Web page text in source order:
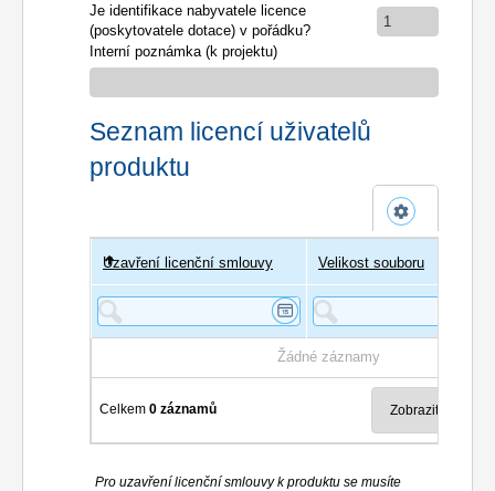
Je identifikace nabyvatele licence
(poskytovatele dotace) v pořádku?
1
Interní poznámka (k projektu)
Seznam licencí uživatelů
produktu
Uživatel
Uzavření licenční smlouvy Velikost souboru
Žádné záznamy
Celkem0 záznamů
Pro uzavření licenční smlouvy k produktu se musíte